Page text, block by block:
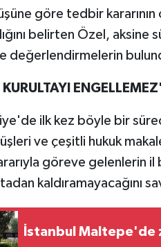
göre tedbir kararının
belirten Özel, aksine
değerlendirmelerin
ENGELLEMEZ'
ilk kez böyle bir
ve çeşitli hukuk
göreve gelenlerin il
kaldıramayacağını
İstanbul Maltepe'de